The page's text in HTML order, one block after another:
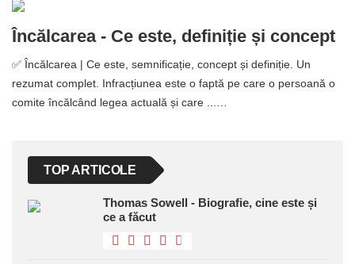
Încălcarea - Ce este, definiție și concept
✅ Încălcarea | Ce este, semnificație, concept și definiție. Un
rezumat complet. Infracțiunea este o faptă pe care o persoană o
comite încălcând legea actuală și care ...…
TOP ARTICOLE
Thomas Sowell - Biografie, cine este și
ce a făcut